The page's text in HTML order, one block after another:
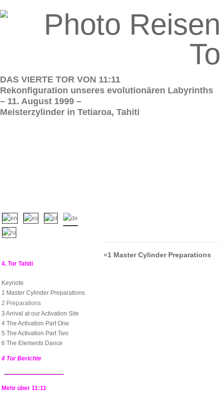
DAS VIERTE TOR VON 11:11
Rekonfiguration unseres evolutionären Labyrinths
– 11. August 1999 –
Meisterzylinder in Tetiaroa, Tahiti
«1 Master Cylinder Preparations
4. Tor Tahiti
Keynote
1 Master Cylinder Preparations
2 Preparations
3 Arrival at our Activation Site
4 The Activation Part One
5 The Activation Part Two
6 The Elements Dance
4 Tor Berichte
Mehr über 11:11